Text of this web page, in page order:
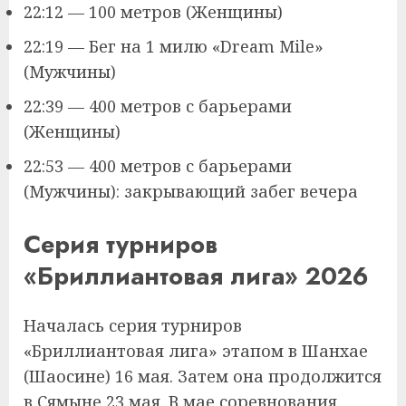
22:12 — 100 метров (Женщины)
22:19 — Бег на 1 милю «Dream Mile»
(Мужчины)
22:39 — 400 метров с барьерами
(Женщины)
22:53 — 400 метров с барьерами
(Мужчины): закрывающий забег вечера
Серия турниров
«Бриллиантовая лига» 2026
Началась серия турниров
«Бриллиантовая лига» этапом в Шанхае
(Шаосине) 16 мая. Затем она продолжится
в Сямыне 23 мая. В мае соревнования